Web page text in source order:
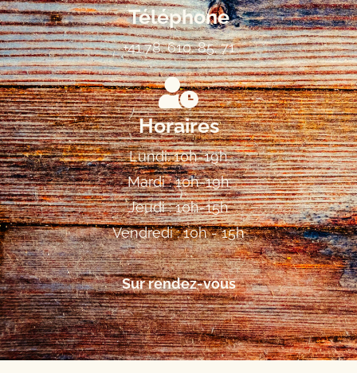
Téléphone
+41.78. 610. 85. 71
Horaires
Lundi: 10h-19h
Mardi : 10h-19h
Jeudi : 10h-15h
Vendredi : 10h - 15h
Sur rendez-vous